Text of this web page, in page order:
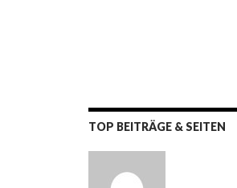
TOP BEITRÄGE & SEITEN